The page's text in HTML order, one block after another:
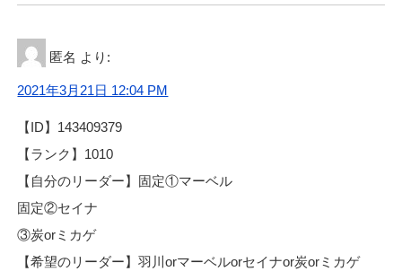
匿名 より:
2021年3月21日 12:04 PM
【ID】143409379
【ランク】1010
【自分のリーダー】固定①マーベル
固定②セイナ
③炭orミカゲ
【希望のリーダー】羽川orマーベルorセイナor炭orミカゲ